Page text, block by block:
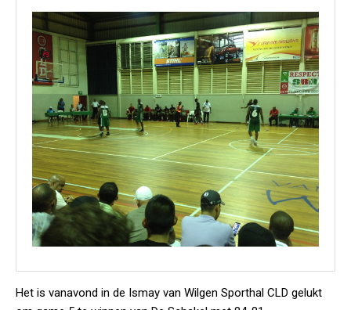
Het is vanavond in de Ismay van Wilgen Sporthal CLD gelukt